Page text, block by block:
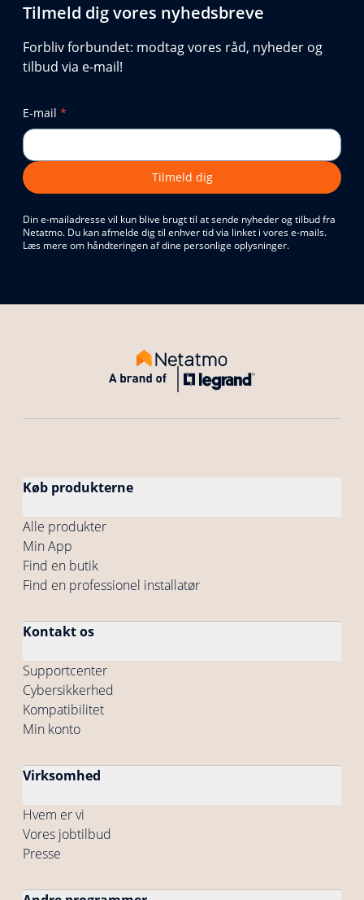
Tilmeld dig vores nyhedsbreve
Forbliv forbundet: modtag vores råd, nyheder og
tilbud via e-mail!
E-mail *
Tilmeld dig
Din e-mailadresse vil kun blive brugt til at sende nyheder og tilbud fra
Netatmo. Du kan afmelde dig til enhver tid via linket i vores e-mails.
Læs mere om håndteringen af dine personlige oplysninger.
Køb produkterne
Alle produkter
Min App
Find en butik
Find en professionel installatør
Kontakt os
Supportcenter
Cybersikkerhed
Kompatibilitet
Min konto
Virksomhed
Hvem er vi
Vores jobtilbud
Presse